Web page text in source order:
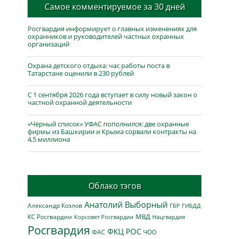
Самое комментируемое за 30 дней
Росгвардия информирует о главных изменениях для
охранников и руководителей частных охранных
организаций
Охрана детского отдыха: час работы поста в
Татарстане оценили в 230 рублей
С 1 сентября 2026 года вступает в силу новый закон о
частной охранной деятельности
«Чёрный список» УФАС пополнился: две охранные
фирмы из Башкирии и Крыма сорвали контракты на
4,5 миллиона
Облако тэгов
Александр Козлов Анатолий Выборный ГБР ГИБДД
КС Росгвардии Корсовет Росгвардии МВД Нацгвардия
Росгвардия ФАС ФКЦ РОС ЧОО